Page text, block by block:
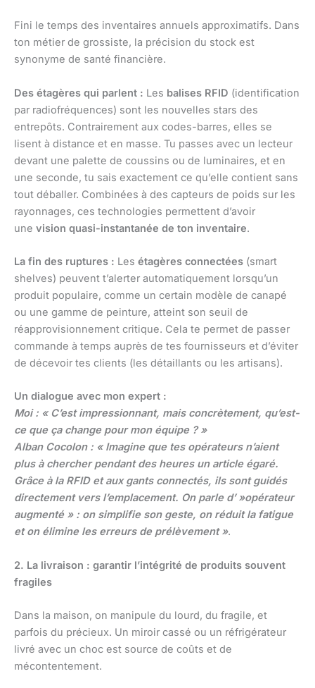
Fini le temps des inventaires annuels approximatifs. Dans
ton métier de grossiste, la précision du stock est
synonyme de santé financière.
Des étagères qui parlent : Les balises RFID (identification
par radiofréquences) sont les nouvelles stars des
entrepôts. Contrairement aux codes-barres, elles se
lisent à distance et en masse. Tu passes avec un lecteur
devant une palette de coussins ou de luminaires, et en
une seconde, tu sais exactement ce qu’elle contient sans
tout déballer. Combinées à des capteurs de poids sur les
rayonnages, ces technologies permettent d’avoir
une vision quasi-instantanée de ton inventaire.
La fin des ruptures : Les étagères connectées (smart
shelves) peuvent t’alerter automatiquement lorsqu’un
produit populaire, comme un certain modèle de canapé
ou une gamme de peinture, atteint son seuil de
réapprovisionnement critique. Cela te permet de passer
commande à temps auprès de tes fournisseurs et d’éviter
de décevoir tes clients (les détaillants ou les artisans).
Un dialogue avec mon expert :
Moi : « C’est impressionnant, mais concrètement, qu’est-
ce que ça change pour mon équipe ? »
Alban Cocolon : « Imagine que tes opérateurs n’aient
plus à chercher pendant des heures un article égaré.
Grâce à la RFID et aux gants connectés, ils sont guidés
directement vers l’emplacement. On parle d’ »opérateur
augmenté » : on simplifie son geste, on réduit la fatigue
et on élimine les erreurs de prélèvement ».
2. La livraison : garantir l’intégrité de produits souvent
fragiles
Dans la maison, on manipule du lourd, du fragile, et
parfois du précieux. Un miroir cassé ou un réfrigérateur
livré avec un choc est source de coûts et de
mécontentement.